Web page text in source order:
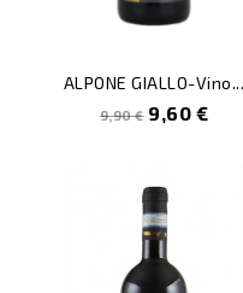
ALPONE GIALLO-Vino...
Prezzo
9,90 € Prezzo
9,60 €